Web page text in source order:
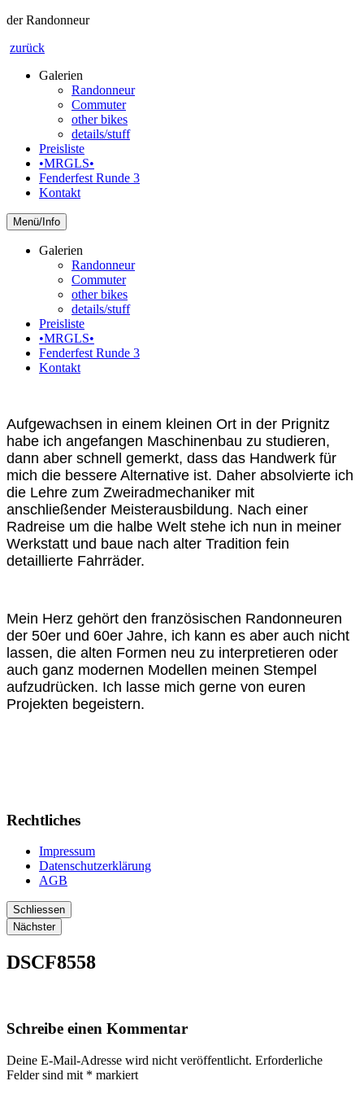
der Randonneur
zurück
Galerien
Randonneur
Commuter
other bikes
details/stuff
Preisliste
•MRGLS•
Fenderfest Runde 3
Kontakt
Info
Galerien
Randonneur
Commuter
other bikes
details/stuff
Preisliste
•MRGLS•
Fenderfest Runde 3
Kontakt
Aufgewachsen in einem kleinen Ort in der Prignitz
habe ich angefangen Maschinenbau zu studieren,
dann aber schnell gemerkt, dass das Handwerk für
mich die bessere Alternative ist. Daher absolvierte ich
die Lehre zum Zweiradmechaniker mit
anschließender Meisterausbildung. Nach einer
Radreise um die halbe Welt stehe ich nun in meiner
Werkstatt und baue nach alter Tradition fein
detaillierte Fahrräder.
Mein Herz gehört den französischen Randonneuren
der 50er und 60er Jahre, ich kann es aber auch nicht
lassen, die alten Formen neu zu interpretieren oder
auch ganz modernen Modellen meinen Stempel
aufzudrücken. Ich lasse mich gerne von euren
Projekten begeistern.
Rechtliches
Impressum
Datenschutzerklärung
AGB
Schliessen
Nächster
DSCF8558
Schreibe einen Kommentar
Deine E-Mail-Adresse wird nicht veröffentlicht. Erforderliche
Felder sind mit * markiert